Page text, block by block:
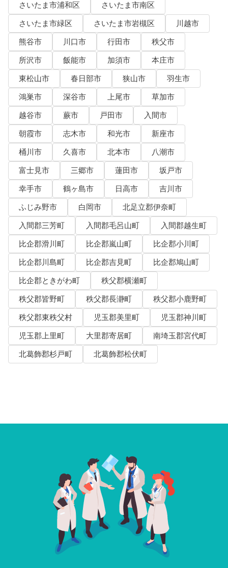
さいたま市浦和区
さいたま市南区
さいたま市緑区
さいたま市岩槻区
川越市
熊谷市
川口市 行田市
秩父市
所沢市
飯能市 加須市
本庄市
東松山市
春日部市 狭山市
羽生市
鴻巣市
深谷市 上尾市
草加市
越谷市
蕨市 戸田市
入間市
朝霞市
志木市 和光市
新座市
桶川市
久喜市 北本市
八潮市
富士見市
三郷市 蓮田市
坂戸市
幸手市
鶴ヶ島市 日高市
吉川市
ふじみ野市
白岡市
北足立郡伊奈町
入間郡三芳町
入間郡毛呂山町
入間郡越生町
比企郡滑川町
比企郡嵐山町
比企郡小川町
比企郡川島町
比企郡吉見町
比企郡鳩山町
比企郡ときがわ町
秩父郡横瀬町
秩父郡皆野町
秩父郡長瀞町
秩父郡小鹿野町
秩父郡東秩父村
児玉郡美里町
児玉郡神川町
児玉郡上里町
大里郡寄居町
南埼玉郡宮代町
北葛飾郡杉戸町
北葛飾郡松伏町